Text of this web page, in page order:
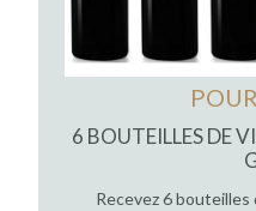
6 BOUTEILLES DE
Recevez 6 bouteilles